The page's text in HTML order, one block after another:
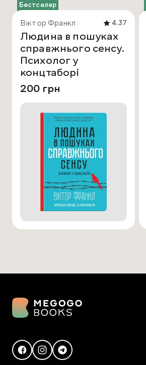
Бестселер
Віктор Франкл 4.37
Людина в пошуках
справжнього сенсу.
Психолог у
концтаборі
200 грн